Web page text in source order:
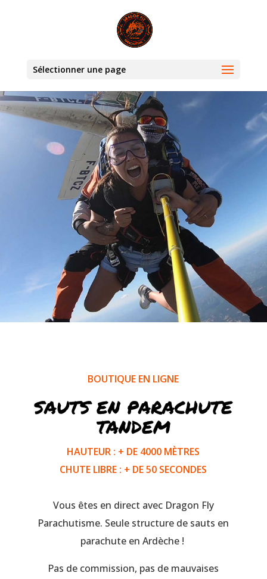
Sélectionner une page
BOUTIQUE EN LIGNE
SAUTS EN PARACHUTE
TANDEM
HAUTEUR : + DE 4000 MÈTRES
CHUTE LIBRE : + DE 50 SECONDES
Vous êtes en direct avec Dragon Fly
Parachutisme. Seule structure de sauts en
parachute en Ardèche !
Pas de commission, pas de mauvaises